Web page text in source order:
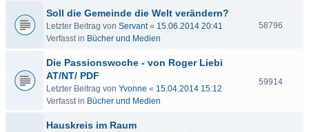
Soll die Gemeinde die Welt verändern?
Letzter Beitrag von Servant« 15.06.2014 20:41
Verfasst in Bücher und Medien
58796
Die Passionswoche - von Roger Liebi
AT/NT/ PDF
Letzter Beitrag von Yvonne « 15.04.2014 15:12
Verfasst in Bücher und Medien
59914
Hauskreis im Raum